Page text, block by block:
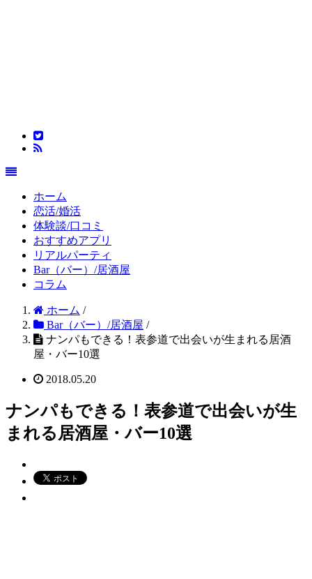
ホーム
恋活/婚活
体験談/口コミ
おすすめアプリ
リアルパーティ
Bar（バー）/居酒屋
コラム
ホーム /
Bar（バー）/居酒屋 /
ナンパもできる！表参道で出会いが生まれる居酒
屋・バー10選
2018.05.20
ナンパもできる！表参道で出会いが生
まれる居酒屋・バー10選